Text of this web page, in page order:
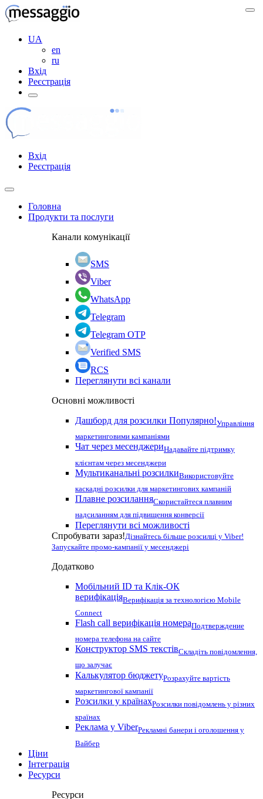
UA
en
ru
Вхід
Реєстрація
Вхід
Реєстрація
Головна
Продукти та послуги
Канали комунікації
SMS
Viber
WhatsApp
Telegram
Telegram OTP
Verified SMS
RCS
Переглянути всі канали
Основні можливості
Дашборд для розсилки Популярно!Управління
маркетинговими кампаніями
Чат через месенджериНадавайте підтримку
клієнтам через месенджери
Мультиканальні розсилкиВикористовуйте
каскадні розсилки для маркетингових кампаній
Плавне розсиланняСкористайтеся плавним
надсиланням для підвищення конверсії
Переглянути всі можливості
Спробувати зараз!Дізнайтесь більше розсилці у Viber!
Запускайте промо-кампанії у месенджері
Додатково
Мобільний ID та Клік-ОК
верифікаціяВерифікація за технологією Mobile
Connect
Flash call верифікація номераПодтверждение
номера телефона на сайте
Конструктор SMS текстівСкладіть повідомлення,
що залучає
Калькулятор бюджетуРозрахуйте вартість
маркетингової кампанії
Розсилки у країнахРозсилки повідомлень у різних
країнах
Реклама у ViberРекламні банери і оголошення у
Вайбер
Ціни
Інтеграція
Ресурси
Ресурси